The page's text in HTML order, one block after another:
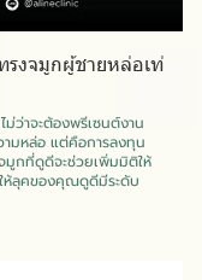
รงจมูกผู้ชายหล่อเท่
ว่าจะต้องพรีเซนต์งาน
ามหล่อ แต่คือการลงทุน
มูกที่ดูดีจะช่วยเพิ่มมิติให้
ให้ลุคของคุณดูดีมีระดับ